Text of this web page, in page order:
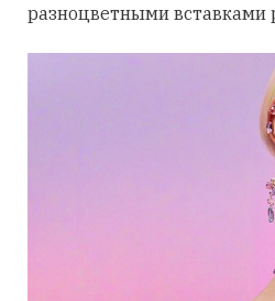
разноцветными